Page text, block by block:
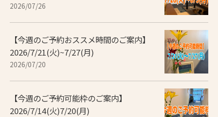
2026/07/26
【今週のご予約おススメ時間のご案内】
2026/7/21(火)~7/27(月)
2026/07/20
【今週のご予約可能枠のご案内】
2026/7/14(火)7/20(月)